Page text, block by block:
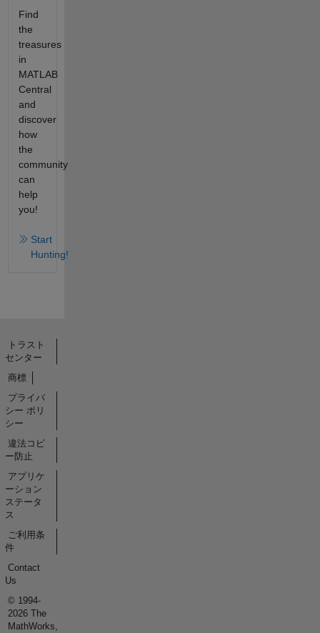
Find
the
treasures
in
MATLAB
Central
and
discover
how
the
community
can
help
you!
Start
Hunting!
トラスト
センター
商標
プライバ
シー ポリ
シー
違法コピ
ー防止
アプリケ
ーション
ステータ
ス
ご利用条
件
Contact
Us
© 1994-
2026 The
MathWorks,